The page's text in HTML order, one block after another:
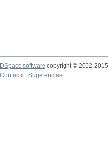
DSpace software copyright © 2002-2015
Contacto
Sugerencias